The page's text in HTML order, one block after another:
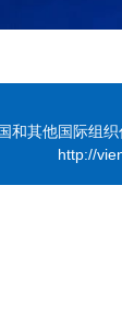
和其他国际组
http://